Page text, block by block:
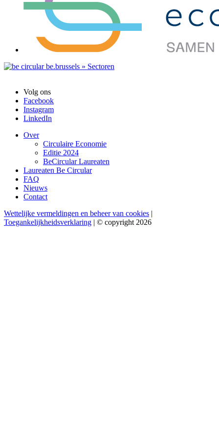
Volg ons
Facebook
Instagram
LinkedIn
Over
Circulaire Economie
Editie 2024
BeCircular Laureaten
Laureaten Be Circular
FAQ
Nieuws
Contact
Wettelijke vermeldingen en beheer van cookies |
Toegankelijkheidsverklaring | © copyright 2026